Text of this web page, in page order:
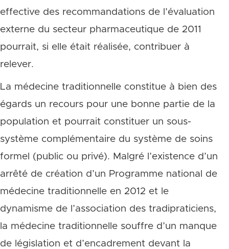
effective des recommandations de l’évaluation
externe du secteur pharmaceutique de 2011
pourrait, si elle était réalisée, contribuer à
relever.
La médecine traditionnelle constitue à bien des
égards un recours pour une bonne partie de la
population et pourrait constituer un sous-
système complémentaire du système de soins
formel (public ou privé). Malgré l’existence d’un
arrêté de création d’un Programme national de
médecine traditionnelle en 2012 et le
dynamisme de l’association des tradipraticiens,
la médecine traditionnelle souffre d’un manque
de législation et d’encadrement devant la